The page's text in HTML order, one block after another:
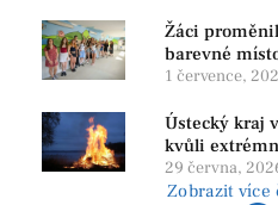
Žáci
barevné
1 července,
Ústecký kraj
kvůli
ohňů i
29 června,
Zobrazit více